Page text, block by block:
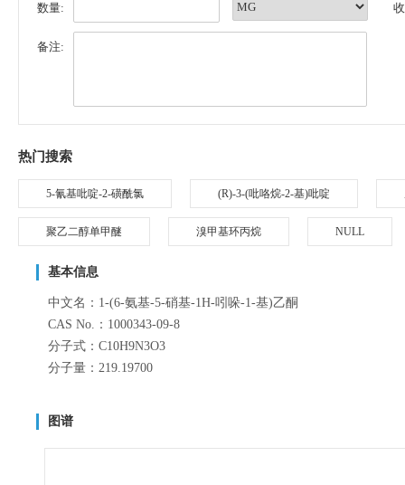
数量:
备注:
热门搜索
5-氰基吡啶-2-磺酰氯 (R)-3-(吡咯烷-2-基)吡啶
聚乙二醇单甲醚 溴甲基环丙烷 NULL
基本信息
中文名：1-(6-氨基-5-硝基-1H-吲哚-1-基)乙酮
CAS No.：1000343-09-8
分子式：C10H9N3O3
分子量：219.19700
图谱